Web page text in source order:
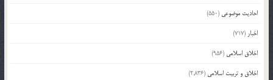
احادیث موضوعی (550)
اخبار (717)
اخلاق اسلامی (956)
اخلاق و تربیت اسلامی (2,836)